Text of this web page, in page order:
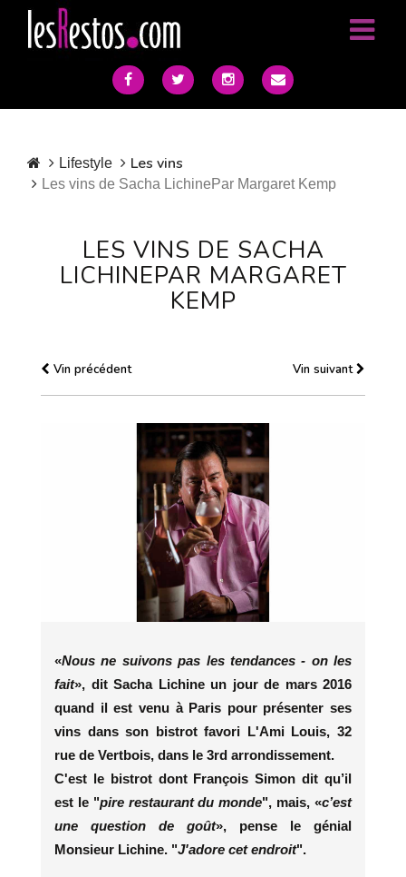
Lifestyle Les vins
Les vins de Sacha LichinePar Margaret Kemp
LES VINS DE SACHA
LICHINEPAR MARGARET
KEMP
Vin précédent Vin suivant
«Nous ne suivons pas les tendances - on les
fait», dit Sacha Lichine un jour de mars 2016
quand il est venu à Paris pour présenter ses
vins dans son bistrot favori L'Ami Louis, 32
rue de Vertbois, dans le 3rd arrondissement.
C'est le bistrot dont François Simon dit qu’il
est le "pire restaurant du monde", mais, «c’est
une question de goût», pense le génial
Monsieur Lichine. "J'adore cet endroit".